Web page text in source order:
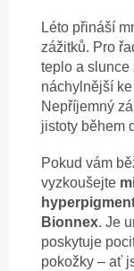
Léto přináší
zážitků. Pro
teplo a slunce
náchylnější
Nepříjemný
jistoty během
Pokud vám
vyzkoušejte
Bionnex. Je
poskytuje
pokožky – ať